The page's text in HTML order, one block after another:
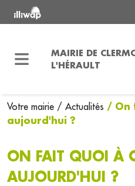
MAIRIE DE
L'HÉRAULT
Votre mairie / Actualités / On
aujourd'hui ?
ON FAIT QUOI À
AUJOURD'HUI ?